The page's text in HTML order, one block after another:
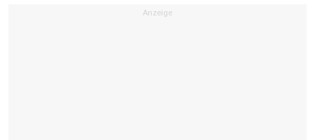
Anzeige